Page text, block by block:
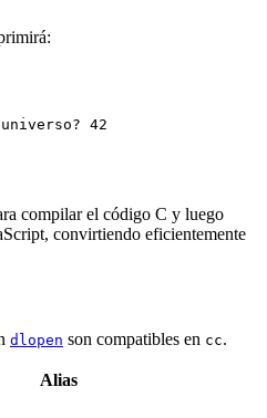
universo? 42
compilar el código C y luego
convirtiendo eficientemente
dlopen son compatibles en cc.
Alias